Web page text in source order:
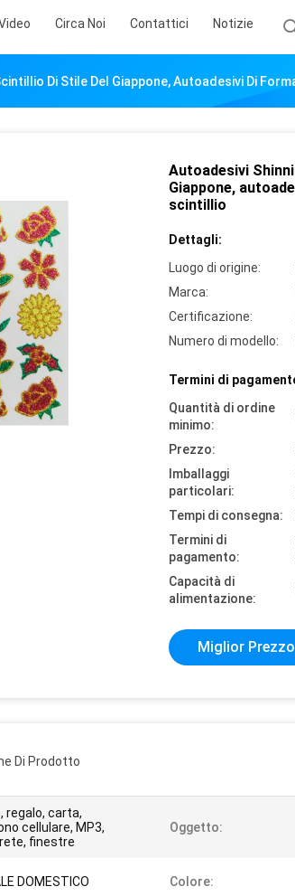
Circa Noi Contattici Notizie
Di Stile Del Giappone, Autoadesivi Di
Autoadesivi
Giappone,
scintillio
Dettagli:
Luogo di origine:
Marca:
Certificazione:
Numero di modello:
Termini di
Quantità di ordine
minimo:
Prezzo:
Imballaggi
particolari:
Tempi di consegna:
Termini di
pagamento:
Capacità di
alimentazione:
Miglior Prezzo
Di Prodotto
regalo, carta,
cellulare, MP3,
finestre
Oggetto:
DOMESTICO Colore: